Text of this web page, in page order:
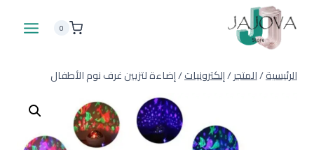
المحتوى
0
الرئيسية/المتجر/إلكترونيات/إضاءة لتزيين غرف نوم الأطفال